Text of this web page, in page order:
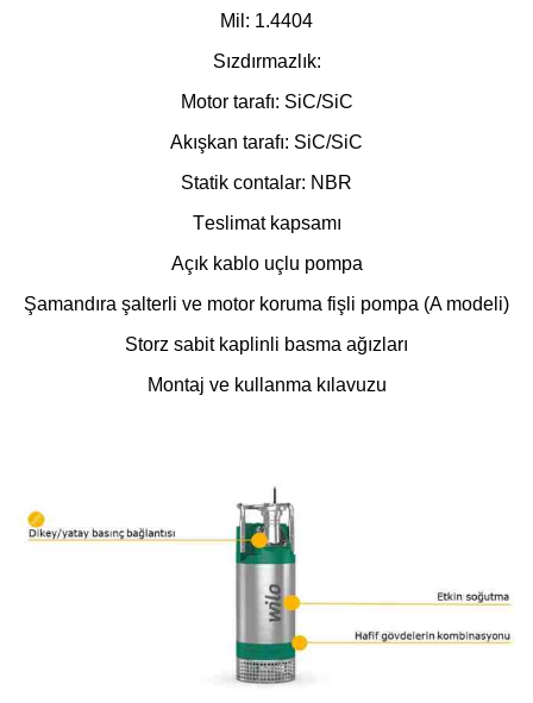
Mil: 1.4404
Sızdırmazlık:
Motor tarafı: SiC/SiC
Akışkan tarafı: SiC/SiC
Statik contalar: NBR
Тeslimat kapsamı
Açık kablo uçlu pompa
Şamandıra şalterli ve motor koruma fişli pompa (A modeli)
Storz sabit kaplinli basma ağızları
Montaj ve kullanma kılavuzu